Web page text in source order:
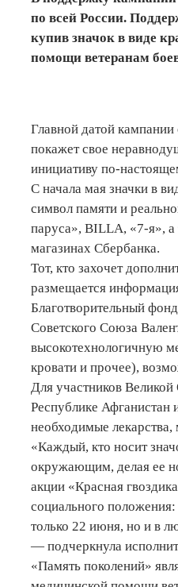
по всей России.
купив значок в виде
помощи ветеранам
Главной датой
покажет свое
инициативу по-
С начала мая значки в
символ памяти и
паруса», BILLA, «7-я», а
магазинах Сбербанка.
Тот, кто захочет
размещается
Благотворительный
Советского Союза
высокотехнологичную
кровати и прочее),
Для участников
Республике Афганистан
необходимые
«Каждый, кто носит
окружающим, делая ее
акции «Красная
социального
только 22 июня, но и в
— подчеркнула
«Память поколений»